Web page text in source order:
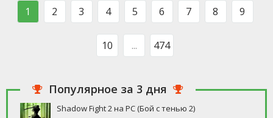
такого человека, который бы
свободное время, но
1 2 3 4 5 6 7 8 9
10 ... 474
Популярное за 3 дня
Shadow Fight 2 на PC (Бой с тенью 2)